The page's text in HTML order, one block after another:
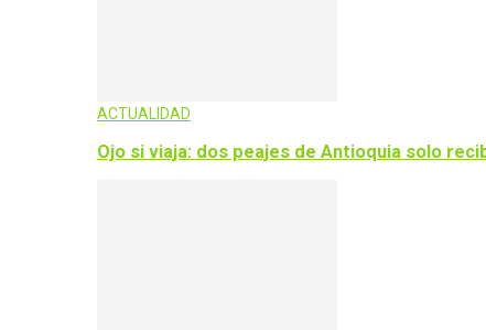
ACTUALIDAD
Ojo si viaja: dos peajes de Antioquia solo